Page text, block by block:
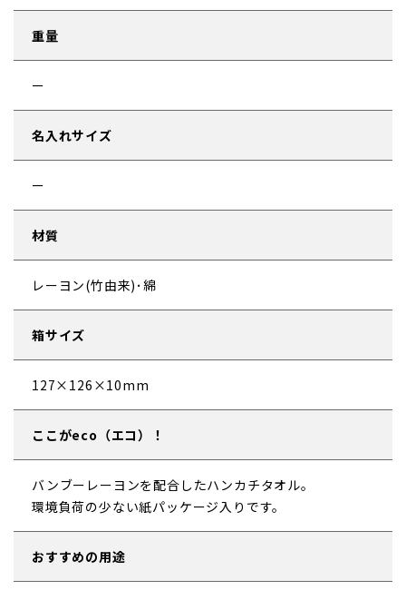
重量
名入れサイズ
材質
レーヨン(竹由来)･綿
箱サイズ
127×126×10mm
ここがeco（エコ）！
バンブーレーヨンを配合したハンカチタオル。
環境負荷の少ない紙パッケージ入りです。
おすすめの用途